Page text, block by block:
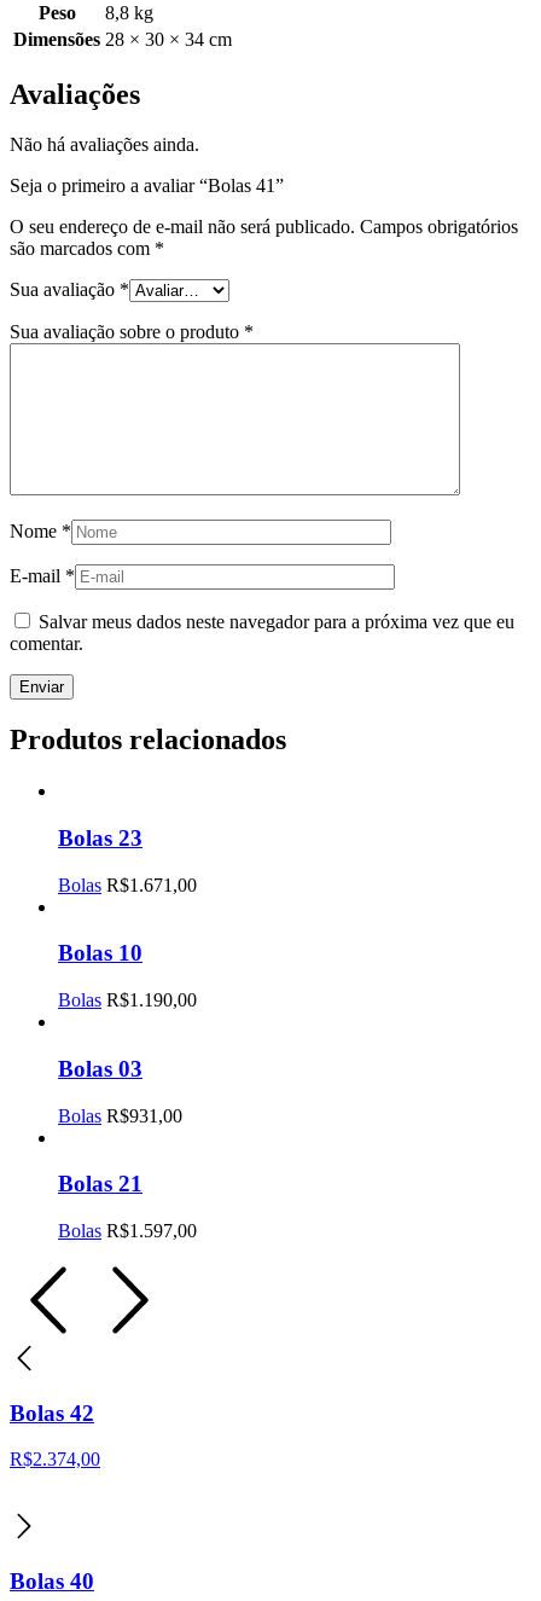
Peso
8,8 kg
Dimensões 28 × 30 × 34 cm
Avaliações
Não há avaliações ainda.
Seja o primeiro a avaliar “Bolas 41”
O seu endereço de e-mail não será publicado. Campos obrigatórios
são marcados com *
Sua avaliação *
Sua avaliação sobre o produto *
Nome *
E-mail *
Salvar meus dados neste navegador para a próxima vez que eu
comentar.
Produtos relacionados
Bolas 23
Bolas R$1.671,00
Bolas 10
Bolas R$1.190,00
Bolas 03
Bolas R$931,00
Bolas 21
Bolas R$1.597,00
Bolas 42
R$2.374,00
Bolas 40